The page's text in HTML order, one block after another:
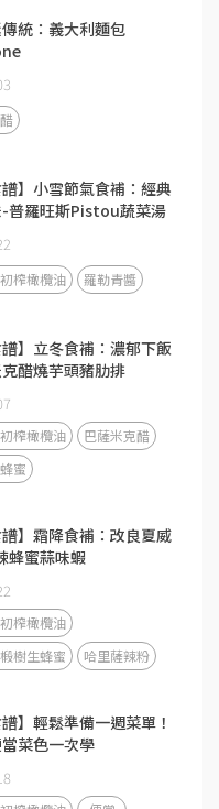
統：義大利麵包
譜】小雪節氣食補：經典
-普羅旺斯Pistou蔬菜湯
榨橄欖油 羅勒青醬
譜】立冬食補：濃郁下飯
醋燒芋頭豬肋排
榨橄欖油
巴薩米克醋
蜜
譜】霜降食補：改良夏威
蜂蜜蒜味蝦
榨橄欖油
樹生蜂蜜
哈里薩辣粉
譜】輕鬆準備一週菜單！
菜色一次學